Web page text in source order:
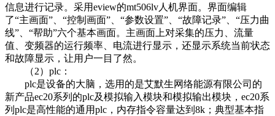
信息进行记录。采用eview的mt506lv人机界面。界面编辑
了“主画面”、“控制画面”、“参数设置”、“故障记录”、“压力曲
线”、“帮助”六个基本画面。主画面上对采集的压力、流量
值、变频器的运行频率、电流进行显示，还显示系统当前状态
和故障显示，让用户一目了然。
（2）plc：
plc是设备的大脑，选用的是艾默生网络能源有限公司的
新产品ec20系列的plc及模拟输入模块和模拟输出模块，ec20系
列plc是高性能的通用plc，内存指令容量达到8k；典型基本指